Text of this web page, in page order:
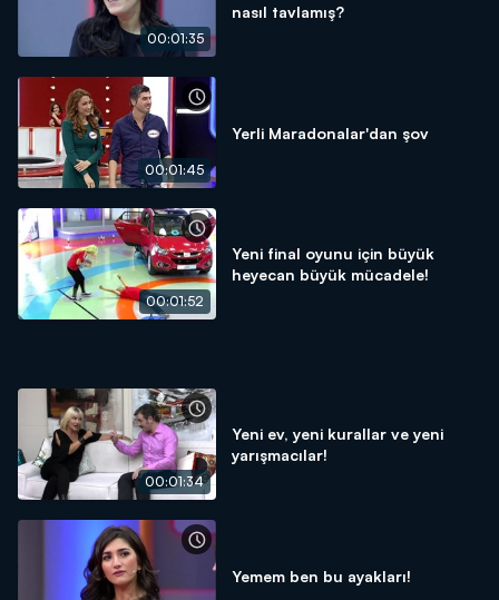
00:01:35
nasıl tavlamış?
00:01:45
Yerli Maradonalar'dan şov
00:01:52
Yeni final oyunu için büyük
heyecan büyük mücadele!
00:01:34
Yeni ev, yeni kurallar ve yeni
yarışmacılar!
Yemem ben bu ayakları!